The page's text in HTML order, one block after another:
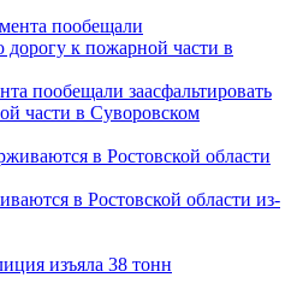
пообещали заасфальтировать
части в Суворовском
в Ростовской области из-